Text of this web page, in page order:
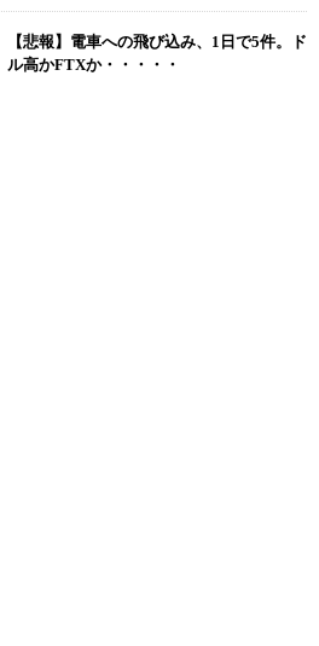
【悲報】電車への飛び込み、1日で5件。ド
ル高かFTXか・・・・・